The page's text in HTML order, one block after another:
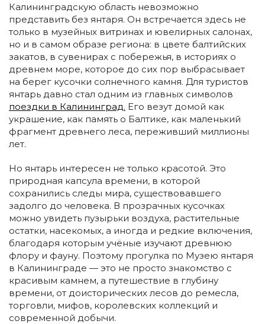
Калининградскую область невозможно
представить без янтаря. Он встречается здесь не
только в музейных витринах и ювелирных салонах,
но и в самом образе региона: в цвете балтийских
закатов, в сувенирах с побережья, в историях о
древнем море, которое до сих пор выбрасывает
на берег кусочки солнечного камня. Для туристов
янтарь давно стал одним из главных символов
поездки в Калининград. Его везут домой как
украшение, как память о Балтике, как маленький
фрагмент древнего леса, переживший миллионы
лет.
Но янтарь интересен не только красотой. Это
природная капсула времени, в которой
сохранились следы мира, существовавшего
задолго до человека. В прозрачных кусочках
можно увидеть пузырьки воздуха, растительные
остатки, насекомых, а иногда и редкие включения,
благодаря которым учёные изучают древнюю
флору и фауну. Поэтому прогулка по Музею янтаря
в Калининграде — это не просто знакомство с
красивым камнем, а путешествие в глубину
времени, от доисторических лесов до ремесла,
торговли, мифов, королевских коллекций и
современной добычи.